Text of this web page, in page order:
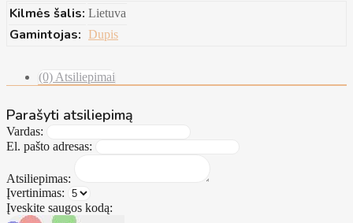
Kilmės šalis: Lietuva
Gamintojas: Dupis
(0) Atsiliepimai
Parašyti atsiliepimą
Vardas:
El. pašto adresas:
Atsiliepimas:
Įvertinimas:
Įveskite saugos kodą: